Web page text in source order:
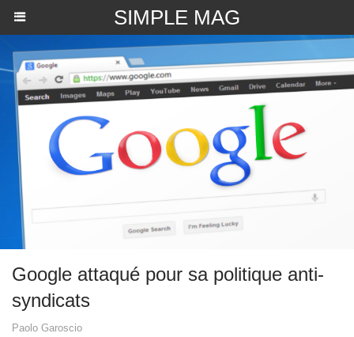
SIMPLE MAG
Google attaqué pour sa politique anti-
syndicats
Paolo Garoscio